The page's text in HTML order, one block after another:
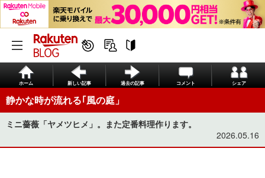
ホーム 新しい記事 過去の記事 コメント シェア
静かな時が流れる｢風の庭」
ミニ薔薇「ヤメツヒメ」。また定番料理作ります。
2026.05.16